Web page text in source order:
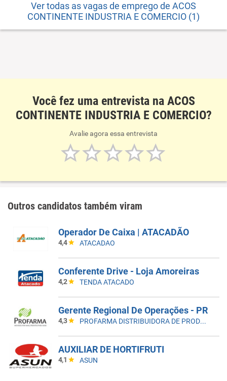
Ver todas as vagas de emprego de ACOS
CONTINENTE INDUSTRIA E COMERCIO (1)
Você fez uma entrevista na ACOS
CONTINENTE INDUSTRIA E COMERCIO?
Avalie agora essa entrevista
Outros candidatos também viram
Operador De Caixa | ATACADÃO
4,4 ATACADAO
Conferente Drive - Loja Amoreiras
4,2 TENDA ATACADO
Gerente Regional De Operações - PR
4,3 PROFARMA DISTRIBUIDORA DE PRODUTOS FARMACEUTICOS
AUXILIAR DE HORTIFRUTI
4,1 ASUN